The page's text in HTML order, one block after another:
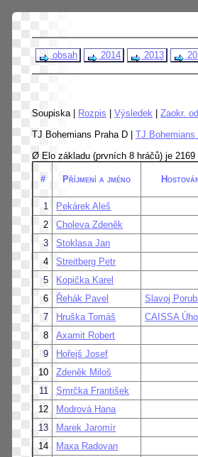
obsah 2014 2013
Soupiska | Rozpis Výsledek Zaokr.
TJ Bohemians Praha D | TJ Bohemians
Ø Elo základu (prvních 8 hráčů) je 2169
# Příjmení a jméno
1 Pekárek Aleš
2
Choleva Zdeněk
3
Stoklasa Jan
4
Streitberg Petr
5
Kopička Karel
6
Řehák Pavel Slavoj
7
Hruška Tomáš CAISSA
8
Axamit Robert
9
Hořejš Josef
10
Zdeněk Miloš
11
Smrčka František
12
Modrová Hana
13
Marek Jaromír
14
Maxa Radovan